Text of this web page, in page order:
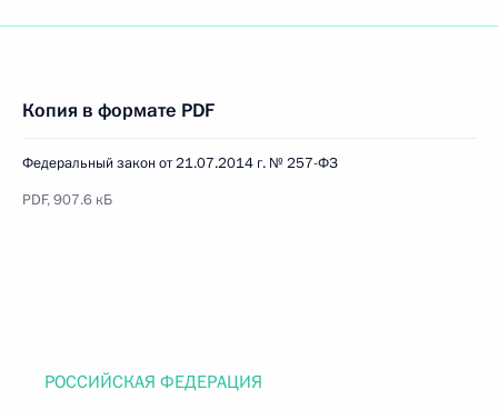
Копия в формате PDF
Федеральный закон от 21.07.2014 г. № 257-ФЗ
PDF, 907.6 кБ
РОССИЙСКАЯ ФЕДЕРАЦИЯ